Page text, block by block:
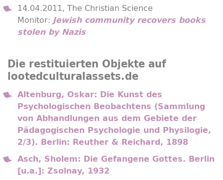
14.04.2011, The Christian Science
Monitor:Jewish community recovers books
stolen by Nazis
Die restituierten Objekte auf
lootedculturalassets.de
Altenburg, Oskar: Die Kunst des
Psychologischen Beobachtens (Sammlung
von Abhandlungen aus dem Gebiete der
Pädagogischen Psychologie und Physilogie,
2/3). Berlin: Reuther & Reichard, 1898
Asch, Sholem: Die Gefangene Gottes. Berlin
[u.a.]: Zsolnay, 1932